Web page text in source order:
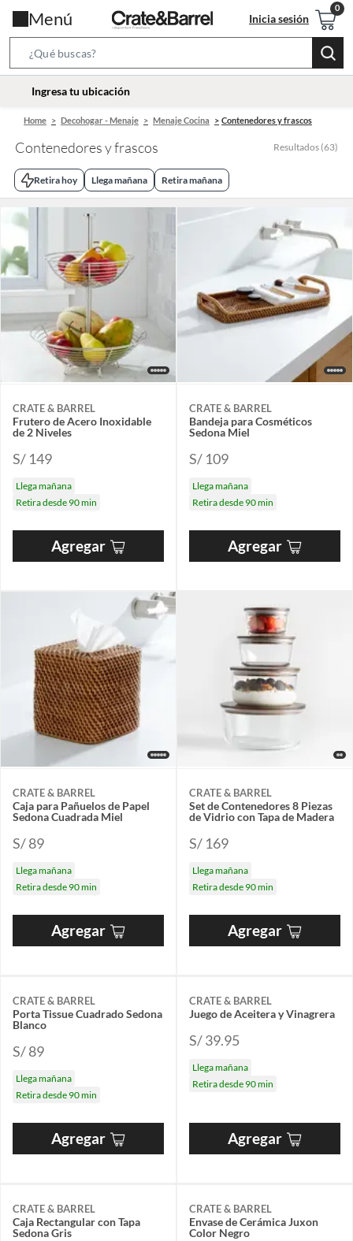
Menú Inicia sesión
Bar
location-
Ingresa tu ubicación
Home Decohogar - Menaje Menaje Cocina Contenedores y frascos
Contenedores y frascos Resultados (63)
Retira hoy Llega mañana Retira mañana
CRATE & BARREL
Frutero de Acero Inoxidable
de 2 Niveles
S/ 149
Llega mañana
Retira desde 90 min
Agregar
CRATE & BARREL
Bandeja para Cosméticos
Sedona Miel
S/ 109
Llega mañana
Retira desde 90 min
Agregar
CRATE & BARREL
Caja para Pañuelos de Papel
Sedona Cuadrada Miel
S/ 89
Llega mañana
Retira desde 90 min
Agregar
CRATE & BARREL
Set de Contenedores 8 Piezas
de Vidrio con Tapa de Madera
S/ 169
Llega mañana
Retira desde 90 min
Agregar
CRATE & BARREL
Porta Tissue Cuadrado Sedona
Blanco
S/ 89
Llega mañana
Retira desde 90 min
Agregar
CRATE & BARREL
Juego de Aceitera y Vinagrera
S/ 39.95
Llega mañana
Retira desde 90 min
Agregar
CRATE & BARREL
Caja Rectangular con Tapa
Sedona Gris
CRATE & BARREL
Envase de Cerámica Juxon
Color Negro